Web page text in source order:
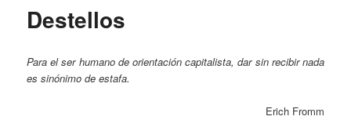
Destellos
Para el ser humano de orientación capitalista, dar sin recibir nada
es sinónimo de estafa.
Erich Fromm